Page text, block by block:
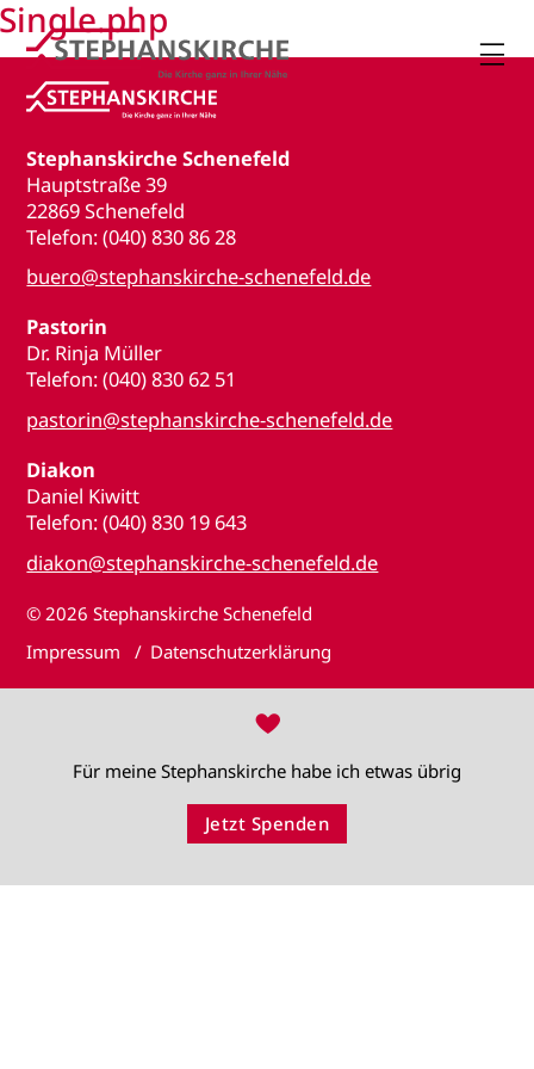

Stephanskirche Schenefeld
Hauptstraße 39
22869 Schenefeld
Telefon: (040) 830 86 28
buero@stephanskirche-schenefeld.de
Pastorin
Dr. Rinja Müller
Telefon: (040) 830 62 51
pastorin@stephanskirche-schenefeld.de
Diakon
Daniel Kiwitt
Telefon: (040) 830 19 643
diakon@stephanskirche-schenefeld.de
© 2026 Stephanskirche Schenefeld
Impressum
Datenschutzerklärung
♥
Für meine Stephanskirche habe ich etwas übrig
Jetzt Spenden